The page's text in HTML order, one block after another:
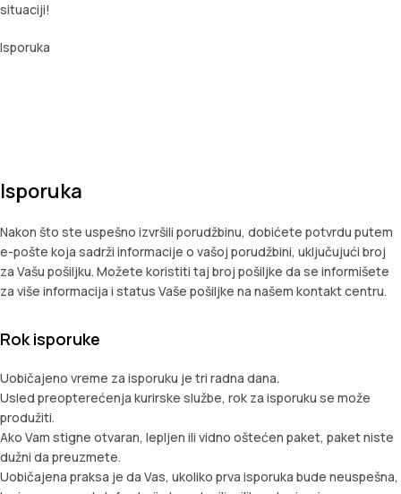
situaciji!
Isporuka
Isporuka
Nakon što ste uspešno izvršili porudžbinu, dobićete potvrdu putem
e-pošte koja sadrži informacije o vašoj porudžbini, uključujući broj
za Vašu pošiljku. Možete koristiti taj broj pošiljke da se informišete
za više informacija i status Vaše pošiljke na našem kontakt centru.
Rok isporuke
Uobičajeno vreme za isporuku je tri radna dana.
Usled preopterećenja kurirske službe, rok za isporuku se može
produžiti.
Ako Vam stigne otvaran, lepljen ili vidno oštećen paket, paket niste
dužni da preuzmete.
Uobičajena praksa je da Vas, ukoliko prva isporuka bude neuspešna,